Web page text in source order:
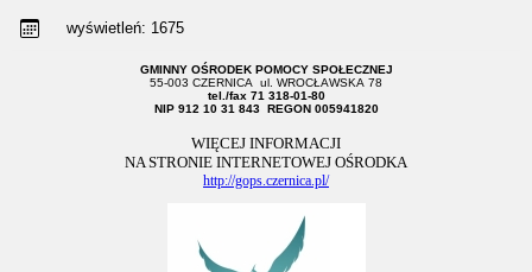
wyświetleń: 1675
GMINNY OŚRODEK POMOCY SPOŁECZNEJ
55-003 CZERNICA ul. WROCŁAWSKA 78
tel./fax 71 318-01-80
NIP 912 10 31 843 REGON 005941820
WIĘCEJ INFORMACJI
NA STRONIE INTERNETOWEJ OŚRODKA
http://gops.czernica.pl/